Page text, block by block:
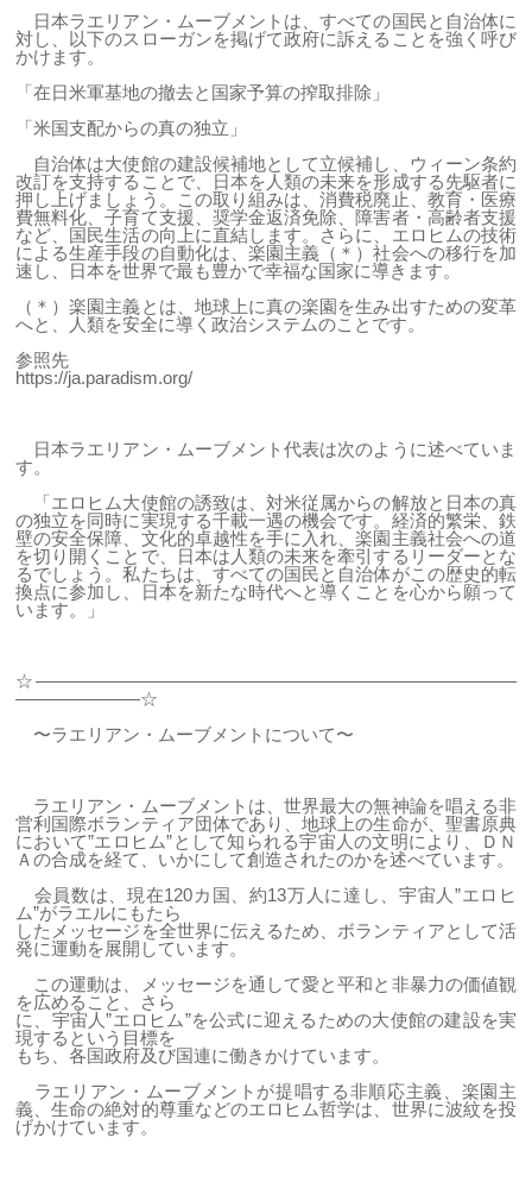
日本ラエリアン・ムーブメントは、すべての国民と自治体に
対し、以下のスローガンを掲げて政府に訴えることを強く呼び
かけます。
「在日米軍基地の撤去と国家予算の搾取排除」
「米国支配からの真の独立」
自治体は大使館の建設候補地として立候補し、ウィーン条約
改訂を支持することで、日本を人類の未来を形成する先駆者に
押し上げましょう。この取り組みは、消費税廃止、教育・医療
費無料化、子育て支援、奨学金返済免除、障害者・高齢者支援
など、国民生活の向上に直結します。さらに、エロヒムの技術
による生産手段の自動化は、楽園主義（＊）社会への移行を加
速し、日本を世界で最も豊かで幸福な国家に導きます。
（＊）楽園主義とは、地球上に真の楽園を生み出すための変革
へと、人類を安全に導く政治システムのことです。
参照先
https://ja.paradism.org/
日本ラエリアン・ムーブメント代表は次のように述べていま
す。
「エロヒム大使館の誘致は、対米従属からの解放と日本の真
の独立を同時に実現する千載一遇の機会です。経済的繁栄、鉄
壁の安全保障、文化的卓越性を手に入れ、楽園主義社会への道
を切り開くことで、日本は人類の未来を牽引するリーダーとな
るでしょう。私たちは、すべての国民と自治体がこの歴史的転
換点に参加し、日本を新たな時代へと導くことを心から願って
います。」
☆―――――――――――――――――――――――――――
―――――――☆
〜ラエリアン・ムーブメントについて〜
ラエリアン・ムーブメントは、世界最大の無神論を唱える非
営利国際ボランティア団体であり、地球上の生命が、聖書原典
において”エロヒム”として知られる宇宙人の文明により、ＤＮ
Ａの合成を経て、いかにして創造されたのかを述べています。
会員数は、現在120カ国、約13万人に達し、宇宙人”エロヒ
ム”がラエルにもたら
したメッセージを全世界に伝えるため、ボランティアとして活
発に運動を展開しています。
この運動は、メッセージを通して愛と平和と非暴力の価値観
を広めること、さら
に、宇宙人”エロヒム”を公式に迎えるための大使館の建設を実
現するという目標を
もち、各国政府及び国連に働きかけています。
ラエリアン・ムーブメントが提唱する非順応主義、楽園主
義、生命の絶対的尊重などのエロヒム哲学は、世界に波紋を投
げかけています。